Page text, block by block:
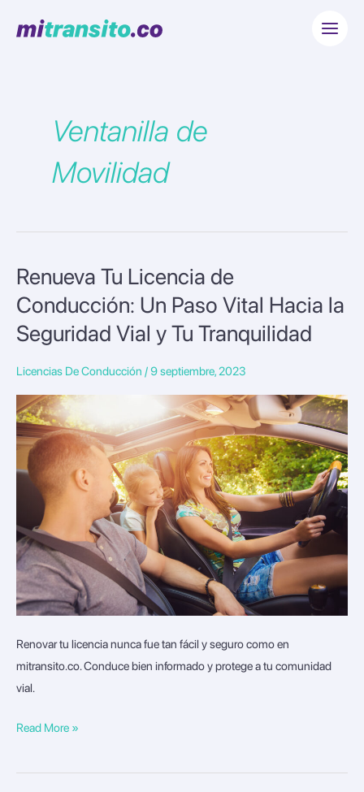
Ventanilla de
Movilidad
Renueva Tu Licencia de
Conducción: Un Paso Vital Hacia la
Seguridad Vial y Tu Tranquilidad
Licencias De Conducción /9 septiembre, 2023
Renovar tu licencia nunca fue tan fácil y seguro como en
mitransito.co. Conduce bien informado y protege a tu comunidad
vial.
Renueva
Tu
Licencia
de
Paso
Vital
Hacia
la
Seguridad
y
Tu
Tranquilidad
Read More »